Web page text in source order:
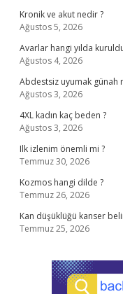
Kronik ve akut nedir ?
Ağustos 5, 2026
Avarlar hangi yılda
Ağustos 4, 2026
Abdestsiz uyumak günah
Ağustos 3, 2026
4XL kadın kaç beden ?
Ağustos 3, 2026
Ilk izlenim önemli mi ?
Temmuz 30, 2026
Kozmos hangi dilde ?
Temmuz 26, 2026
Kan düşüklüğü kanser
Temmuz 25, 2026